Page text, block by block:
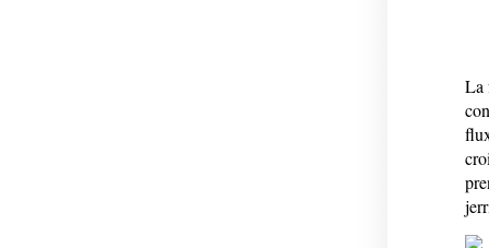
La